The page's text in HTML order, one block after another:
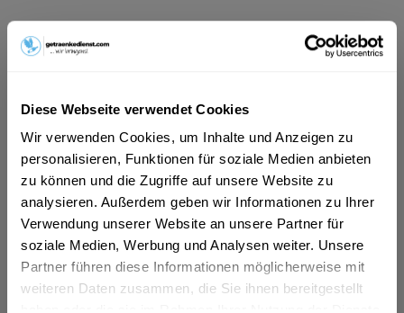
Diese Webseite verwendet Cookies
Wir verwenden Cookies, um Inhalte und Anzeigen zu
personalisieren, Funktionen für soziale Medien anbieten
zu können und die Zugriffe auf unsere Website zu
analysieren. Außerdem geben wir Informationen zu Ihrer
Verwendung unserer Website an unsere Partner für
soziale Medien, Werbung und Analysen weiter. Unsere
Partner führen diese Informationen möglicherweise mit
weiteren Daten zusammen, die Sie ihnen bereitgestellt
ab 42,49 € *
Vorrätig
MEHRWEG
+30,00 € Pfand
In den Warenkorb
Artikel-Nr.:
30010
Verfügbar in: